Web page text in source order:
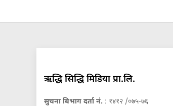
ऋद्धि सिद्धि मिडिया प्रा.लि.
सुचना बिभाग दर्ता नं. : १४१२ /०७५-७६